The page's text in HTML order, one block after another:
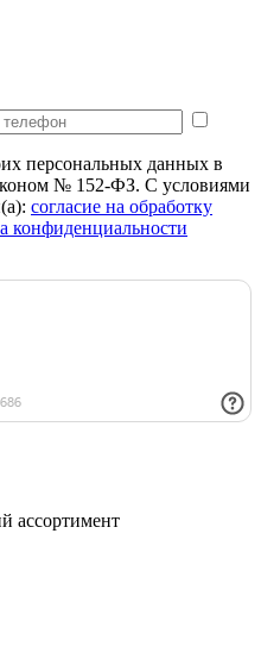
персональных данных в
№ 152-ФЗ. С условиями
cогласие на обработку
конфиденциальности
ассортимент